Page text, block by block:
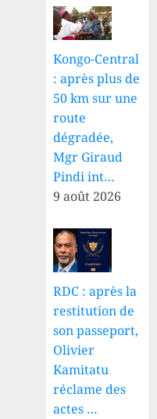
Kongo-Central
: après plus de
50 km sur une
route
dégradée,
Mgr Giraud
Pindi int…
9 août 2026
RDC : après la
restitution de
son passeport,
Olivier
Kamitatu
réclame des
actes …